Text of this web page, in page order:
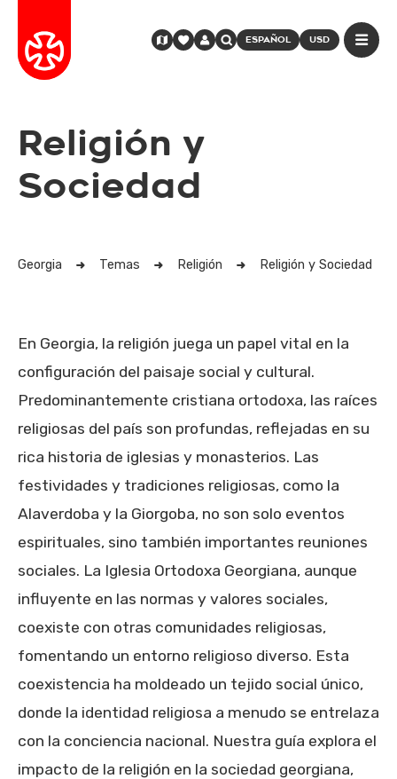
ESPAÑOL USD
Religión y
Sociedad
Georgia Temas Religión Religión y Sociedad
En Georgia, la religión juega un papel vital en la
configuración del paisaje social y cultural.
Predominantemente cristiana ortodoxa, las raíces
religiosas del país son profundas, reflejadas en su
rica historia de iglesias y monasterios. Las
festividades y tradiciones religiosas, como la
Alaverdoba y la Giorgoba, no son solo eventos
espirituales, sino también importantes reuniones
sociales. La Iglesia Ortodoxa Georgiana, aunque
influyente en las normas y valores sociales,
coexiste con otras comunidades religiosas,
fomentando un entorno religioso diverso. Esta
coexistencia ha moldeado un tejido social único,
donde la identidad religiosa a menudo se entrelaza
con la conciencia nacional. Nuestra guía explora el
impacto de la religión en la sociedad georgiana,